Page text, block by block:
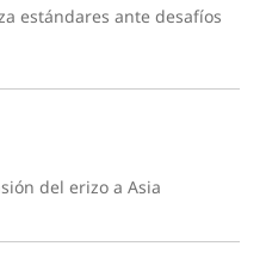
estándares ante desafíos
del erizo a Asia